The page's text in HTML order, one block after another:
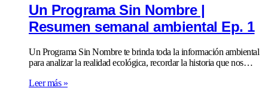
Un Programa Sin Nombre |
Resumen semanal ambiental Ep. 1
Un Programa Sin Nombre te brinda toda la información ambiental
para analizar la realidad ecológica, recordar la historia que nos…
Leer más »